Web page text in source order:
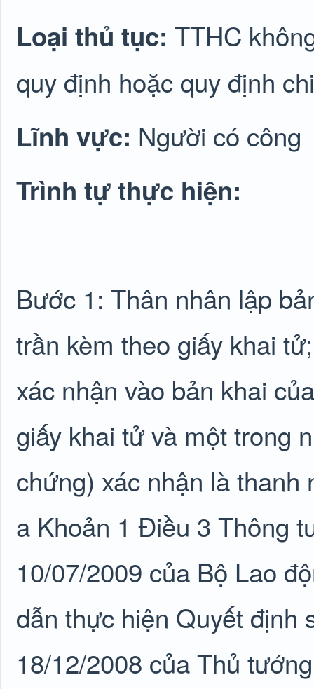
Loại thủ tục: TTHC
quy định hoặc quy định
Lĩnh vực: Người có công
Trình tự thực hiện:
Bước 1: Thân nhân lập
trần kèm theo giấy khai
xác nhận vào bản khai
giấy khai tử và một trong
chứng) xác nhận là thanh
a Khoản 1 Điều 3 Thông
10/07/2009 của Bộ Lao
dẫn thực hiện Quyết định
18/12/2008 của Thủ